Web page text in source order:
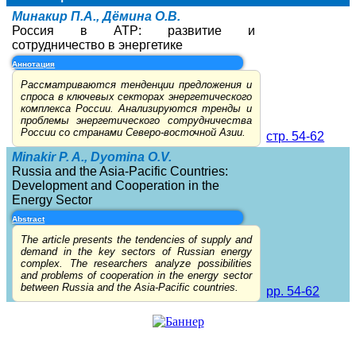
Минакир П.А., Дёмина О.В.
Россия в АТР: развитие и
сотрудничество в энергетике
Аннотация
Рассматриваются тенденции предложения и
спроса в ключевых секторах энергетического
комплекса России. Анализируются тренды и
проблемы энергетического сотрудничества
России со странами Северо-восточной Азии.
стр. 54-62
Minakir P. A., Dyomina O.V.
Russia and the Asia-Pacific Countries:
Development and Cooperation in the
Energy Sector
Abstract
The article presents the tendencies of supply and
demand in the key sectors of Russian energy
complex. The researchers analyze possibilities
and problems of cooperation in the energy sector
between Russia and the Asia-Pacific countries.
pp. 54-62